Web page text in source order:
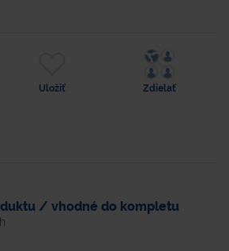
Uložiť Zdielať
/ vhodné do kompletu